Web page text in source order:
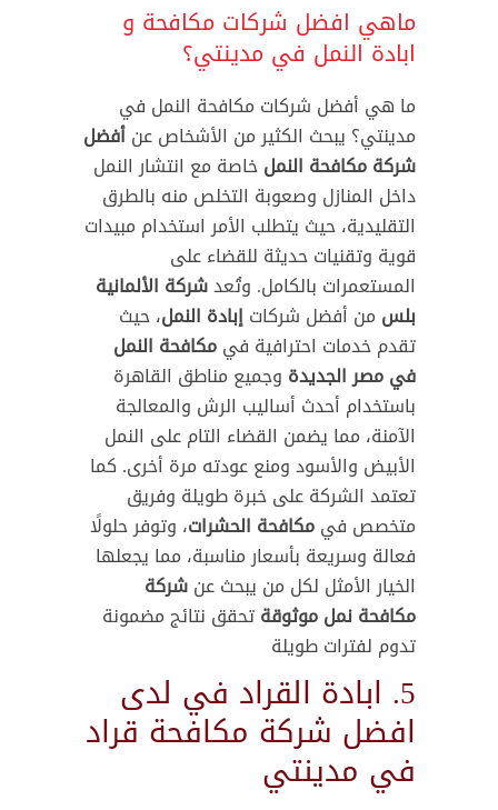
ماهي افضل شركات مكافحة و
ابادة النمل في مدينتي؟
ما هي أفضل شركات مكافحة النمل في
مدينتي؟ يبحث الكثير من الأشخاص عنأفضل
شركة مكافحة النملخاصة مع انتشار النمل
داخل المنازل وصعوبة التخلص منه بالطرق
التقليدية، حيث يتطلب الأمر استخدام مبيدات
قوية وتقنيات حديثة للقضاء على
المستعمرات بالكامل. وتُعدشركة الألمانية
بلس من أفضل شركاتإبادة النمل، حيث
تقدم خدمات احترافية فيمكافحة النمل
في مصر الجديدة وجميع مناطق القاهرة
باستخدام أحدث أساليب الرش والمعالجة
الآمنة، مما يضمن القضاء التام على النمل
الأبيض والأسود ومنع عودته مرة أخرى. كما
تعتمد الشركة على خبرة طويلة وفريق
متخصص فيمكافحة الحشرات، وتوفر حلولًا
فعالة وسريعة بأسعار مناسبة، مما يجعلها
الخيار الأمثل لكل من يبحث عنشركة
مكافحة نمل موثوقةتحقق نتائج مضمونة
تدوم لفترات طويلة
5. ابادة القراد في لدى
افضل شركة مكافحة قراد
في مدينتي